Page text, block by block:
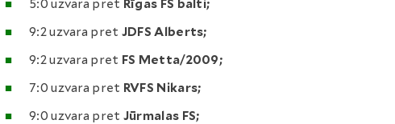
5:0 uzvara pret Rīgas FS balti;
9:2 uzvara pret JDFS Alberts;
9:2 uzvara pret FS Metta/2009;
7:0 uzvara pret RVFS Nikars;
9:0 uzvara pret Jūrmalas FS;